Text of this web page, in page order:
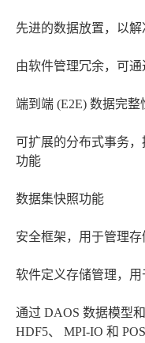
先进的数据放置，以
由软件管理冗余，可
端到端 (E2E) 数据完整
可扩展的分布式事务
功能
数据集快照功能
安全框架，用于管理存
软件定义存储管理，
通过 DAOS 数据模型
HDF5、 MPI-IO 和